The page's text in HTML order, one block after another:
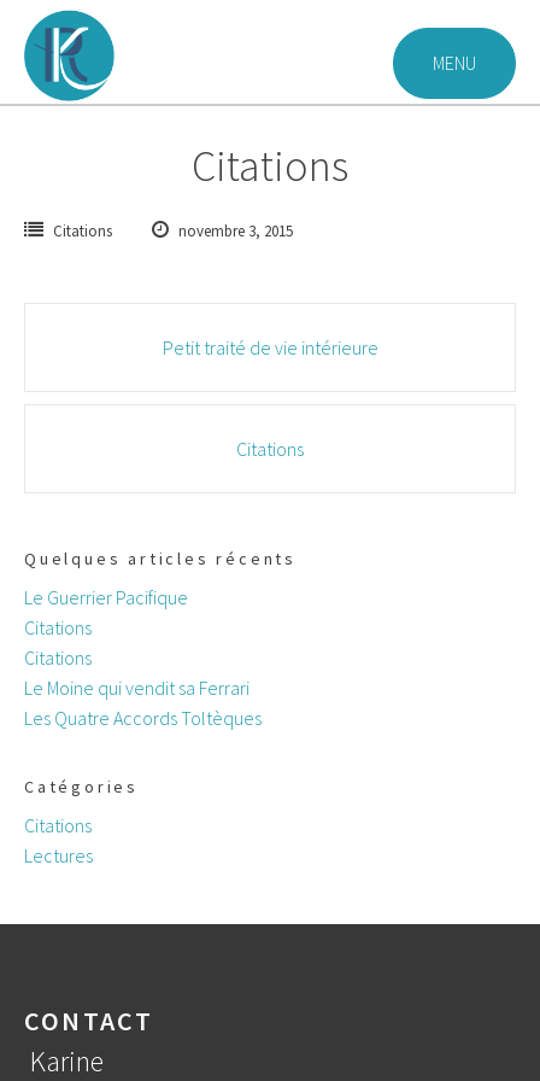
contenu
MENU
Citations
Citations novembre 3, 2015
articles
Petit traité de vie intérieure
Citations
Quelques articles récents
Le Guerrier Pacifique
Citations
Citations
Le Moine qui vendit sa Ferrari
Les Quatre Accords Toltèques
Catégories
Citations
Lectures
CONTACT
Karine